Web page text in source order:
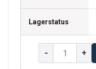
Lagerstatus
- +